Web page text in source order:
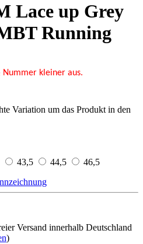
Lace up Grey
Running
kleiner aus.
Variation um das Produkt in den
43,5 44,5
46,5
Versand innerhalb Deutschland
)